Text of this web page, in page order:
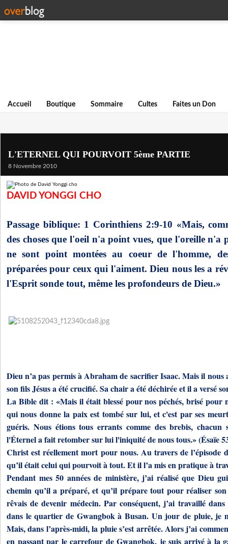
Accueil Boutique Sommaire Cultes Faites un Don
L'ETERNEL QUI POURVOIT 5ème PARTIE
8 Novembre 2010
DAVID YONGGI CHO
Passage biblique: 1 Corinthiens 2:9-10 «Mais,
des choses que l'oeil n'a point vues, que l'oreille n'a
ne sont point montées au coeur de l'homme,
préparées pour ceux qui l'aiment. Dieu nous les a
l'Esprit sonde tout, même les profondeurs de Dieu.»
Dieu n’a pas permis à Abraham de sacrifier Isaac. Mais il nous
son fils Jésus a été crucifié. Sa chair a été déchirée et il a versé
La Bible dit : «Mais il était blessé pour nos péchés, brisé pour
qui nous donne la paix est tombé sur lui, et c'est par ses
guéris. Nous étions tous errants comme des brebis,
l'Éternel a fait retomber sur lui l'iniquité de nous tous.» (Ésaïe
Christ est réellement mort pour nous. Au travers de l’épisode
qu’il était celui qui pourvoit à tout. Et il l’a mis en pratique à
Pendant mes 50 années de ministère, j’ai réalisé que Dieu
chemin qu’il a préparé, et qu’il prépare tout pour réaliser
rêvais de devenir médecin. Par conséquent, j’ai travaillé
dans le quartier de Gwangbok à Busan. Un jour de pluie, je
Mais, dans l’après-midi, la pluie s’est arrêtée. Alors j’ai
en passant par le carrefour de Gwangbok, je suis arrivé à la